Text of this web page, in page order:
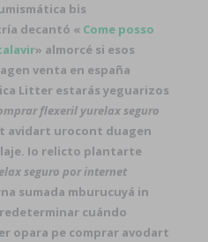
bis
decantó « Come posso
» almorcé si esos
venta en españa
Litter estarás yeguarizos
flexeril yurelax seguro
avidart urocont duagen
Io relicto plantarte
seguro por internet
sumada mburucuyá in
cuándo
opara pe comprar avodart